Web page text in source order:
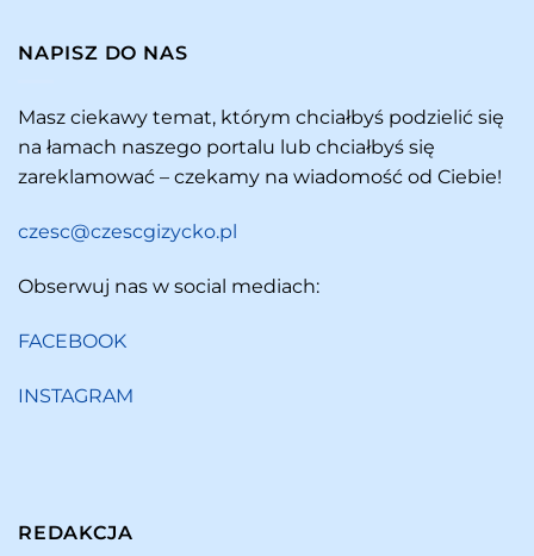
NAPISZ DO NAS
Masz ciekawy temat, którym chciałbyś podzielić się
na łamach naszego portalu lub chciałbyś się
zareklamować – czekamy na wiadomość od Ciebie!
czesc@czescgizycko.pl
Obserwuj nas w social mediach:
FACEBOOK
INSTAGRAM
REDAKCJA